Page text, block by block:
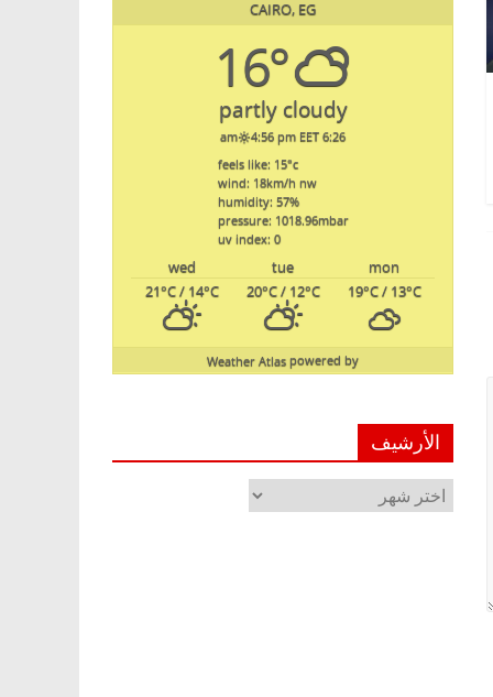
CAIRO, EG
16°
partly cloudy
6:26 am
4:56 pm EET
feels like: 15°c
wind: 18km/h nw
humidity: 57%
pressure: 1018.96mbar
uv index: 0
mon
tue
wed
19°C/ 13°C
20°C/ 12°C
21°C/ 14°C
powered by
Weather Atlas
الأرشيف
الأرشيف